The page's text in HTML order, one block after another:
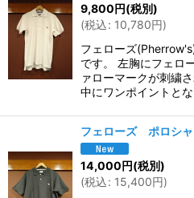
9,800円(税別)
(税込: 10,780円)
フェローズ
です。 左胸にフェロ
ァローマークが刺繍
中にワンポイントと
フェローズ ポロシ
14,000円(税別)
(税込: 15,400円)